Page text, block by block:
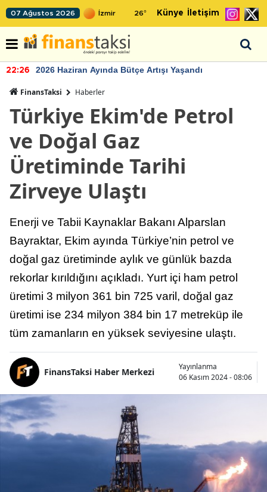
07 Ağustos 2026 26° Künye İletişim
22:26 2026 Haziran Ayında Bütçe Artışı Yaşandı
FinansTaksi Haberler
Türkiye Ekim'de Petrol
ve Doğal Gaz
Üretiminde Tarihi
Zirveye Ulaştı
Enerji ve Tabii Kaynaklar Bakanı Alparslan
Bayraktar, Ekim ayında Türkiye’nin petrol ve
doğal gaz üretiminde aylık ve günlük bazda
rekorlar kırıldığını açıkladı. Yurt içi ham petrol
üretimi 3 milyon 361 bin 725 varil, doğal gaz
üretimi ise 234 milyon 384 bin 17 metreküp ile
tüm zamanların en yüksek seviyesine ulaştı.
FinansTaksi Haber Merkezi
Yayınlanma
06 Kasım 2024 - 08:06